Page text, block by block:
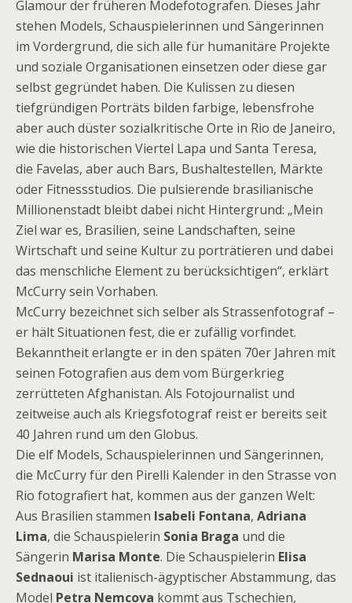
Glamour der früheren Modefotografen. Dieses Jahr
stehen Models, Schauspielerinnen und Sängerinnen
im Vordergrund, die sich alle für humanitäre Projekte
und soziale Organisationen einsetzen oder diese gar
selbst gegründet haben. Die Kulissen zu diesen
tiefgründigen Porträts bilden farbige, lebensfrohe
aber auch düster sozialkritische Orte in Rio de Janeiro,
wie die historischen Viertel Lapa und Santa Teresa,
die Favelas, aber auch Bars, Bushaltestellen, Märkte
oder Fitnessstudios. Die pulsierende brasilianische
Millionenstadt bleibt dabei nicht Hintergrund: „Mein
Ziel war es, Brasilien, seine Landschaften, seine
Wirtschaft und seine Kultur zu porträtieren und dabei
das menschliche Element zu berücksichtigen“, erklärt
McCurry sein Vorhaben.
McCurry bezeichnet sich selber als Strassenfotograf –
er hält Situationen fest, die er zufällig vorfindet.
Bekanntheit erlangte er in den späten 70er Jahren mit
seinen Fotografien aus dem vom Bürgerkrieg
zerrütteten Afghanistan. Als Fotojournalist und
zeitweise auch als Kriegsfotograf reist er bereits seit
40 Jahren rund um den Globus.
Die elf Models, Schauspielerinnen und Sängerinnen,
die McCurry für den Pirelli Kalender in den Strasse von
Rio fotografiert hat, kommen aus der ganzen Welt:
Aus Brasilien stammen Isabeli Fontana, Adriana
Lima, die Schauspielerin Sonia Braga und die
Sängerin Marisa Monte. Die Schauspielerin Elisa
Sednaoui ist italienisch-ägyptischer Abstammung, das
Model Petra Nemcova kommt aus Tschechien,